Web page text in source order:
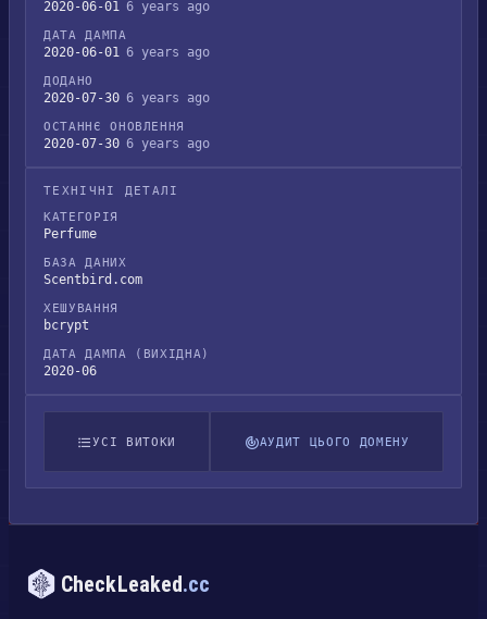
2020-06-01 6 years ago
ДАТА ДАМПА
2020-06-01 6 years ago
ДОДАНО
2020-07-30 6 years ago
ОСТАННЄ ОНОВЛЕННЯ
2020-07-30 6 years ago
ТЕХНІЧНІ ДЕТАЛІ
КАТЕГОРІЯ
Perfume
БАЗА ДАНИХ
Scentbird.com
ХЕШУВАННЯ
bcrypt
ДАТА ДАМПА (ВИХІДНА)
2020-06
УСІ ВИТОКИ АУДИТ ЦЬОГО ДОМЕНУ
CheckLeaked.cc